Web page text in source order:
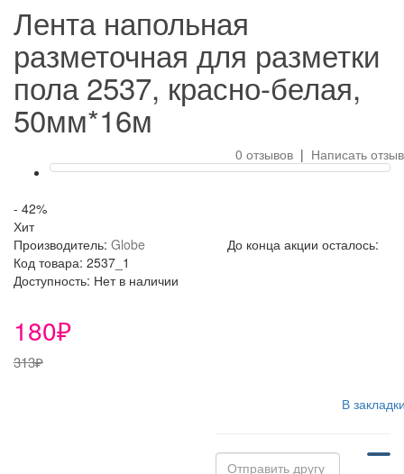
Лента напольная
разметочная для разметки
пола 2537, красно-белая,
50мм*16м
0 отзывов | Написать отзыв
- 42%
Хит
Производитель: Globe
Код товара: 2537_1
Доступность: Нет в наличии
180₽
313₽
До конца акции осталось:
В